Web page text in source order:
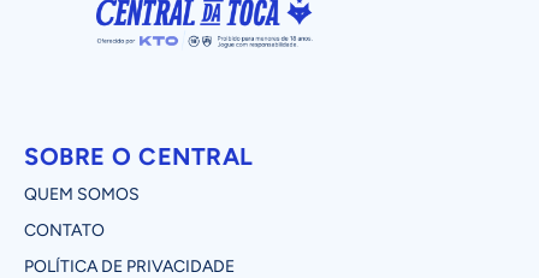
SOBRE O CENTRAL
QUEM SOMOS
CONTATO
POLÍTICA DE PRIVACIDADE